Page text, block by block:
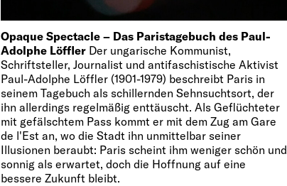
Opaque Spectacle – Das Paristagebuch des Paul-
Adolphe Löffler Der ungarische Kommunist,
Schriftsteller, Journalist und antifaschistische Aktivist
Paul-Adolphe Löffler (1901-1979) beschreibt Paris in
seinem Tagebuch als schillernden Sehnsuchtsort, der
ihn allerdings regelmäßig enttäuscht. Als Geflüchteter
mit gefälschtem Pass kommt er mit dem Zug am Gare
de l'Est an, wo die Stadt ihn unmittelbar seiner
Illusionen beraubt: Paris scheint ihm weniger schön und
sonnig als erwartet, doch die Hoffnung auf eine
bessere Zukunft bleibt.